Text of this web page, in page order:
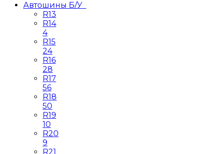
Автошины Б/У
R13
R14
4
R15
24
R16
28
R17
56
R18
50
R19
10
R20
9
R21